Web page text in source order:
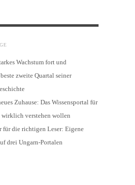
Wachstum fort und
zweite Quartal seiner
Zuhause: Das Wissensportal für
wirklich verstehen wollen
für die richtigen Leser: Eigene
drei Ungarn-Portalen